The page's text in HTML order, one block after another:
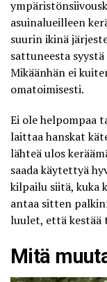
asuinalueilleen
suurin ikinä
sattuneesta
Mikäänhän ei
omatoimisesti.
Ei ole helpompaa
laittaa hanskat
lähteä ulos
saada käytettyä
kilpailu siitä, kuka
antaa sitten
luulet, että kestää
Mitä